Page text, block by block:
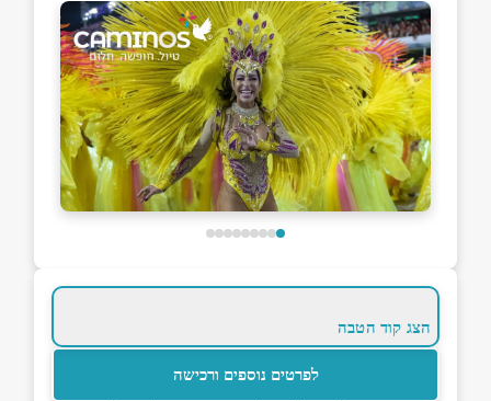
הצג קוד הטבה
לפרטים נוספים ורכישה